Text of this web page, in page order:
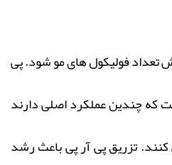
تعداد فولیکول ‌های مو شود. پی
که چندین عملکرد اصلی دارند
تزریق پی آر پی باعث رشد